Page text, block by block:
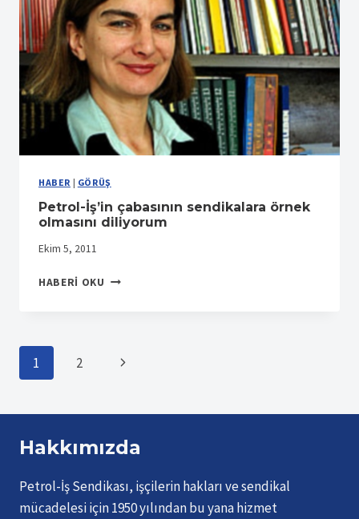
HABER | GÖRÜŞ
Petrol-İş’in çabasının sendikalara örnek
olmasını diliyorum
Ekim 5, 2011
HABERI OKU PETROL-
OLMASINI
Page
1 2
Sonraki
Hakkımızda
Petrol-İş Sendikası, işçilerin hakları ve sendikal
mücadelesi için 1950 yılından bu yana hizmet